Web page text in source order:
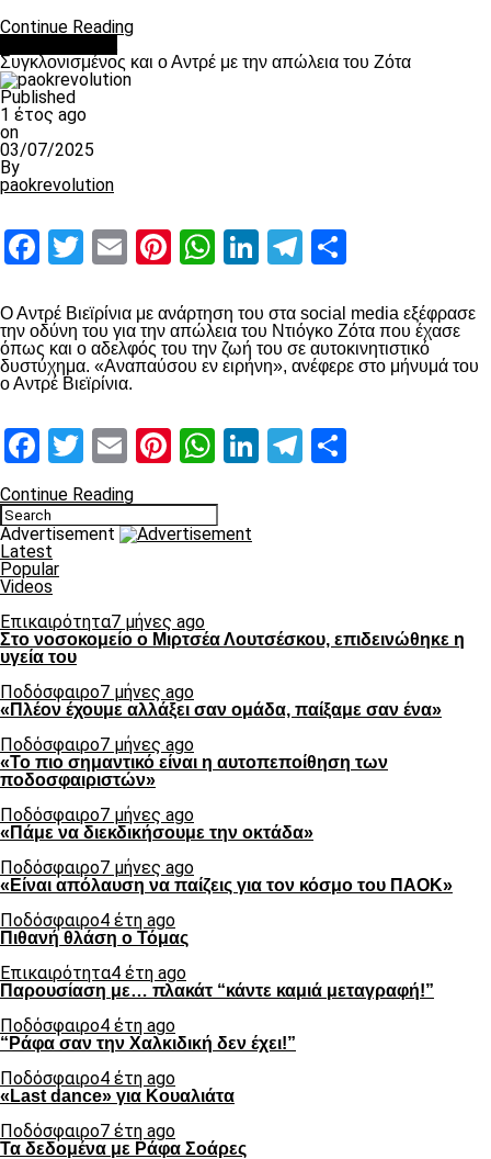
Continue Reading
Συγκλονισμένος και ο Αντρέ με την απώλεια του Ζότα
Published
1 έτος ago
on
03/07/2025
By
paokrevolution
Facebook
Twitter
EmailPinterest
WhatsApp
LinkedIn
Telegram
Ο Αντρέ Βιεϊρίνια με ανάρτηση του στα social media εξέφρασε
την οδύνη του για την απώλεια του Ντιόγκο Ζότα που έχασε
όπως και ο αδελφός του την ζωή του σε αυτοκινητιστικό
δυστύχημα. «Αναπαύσου εν ειρήνη», ανέφερε στο μήνυμά του
ο Αντρέ Βιεϊρίνια.
Facebook
Twitter
EmailPinterest
WhatsApp
LinkedIn
Telegram
Continue Reading
Advertisement
Latest
Popular
Videos
Επικαιρότητα7 μήνες ago
Στο νοσοκομείο ο Μιρτσέα Λουτσέσκου, επιδεινώθηκε η
υγεία του
Ποδόσφαιρο7 μήνες ago
«Πλέον έχουμε αλλάξει σαν ομάδα, παίξαμε σαν ένα»
Ποδόσφαιρο7 μήνες ago
«Το πιο σημαντικό είναι η αυτοπεποίθηση των
ποδοσφαιριστών»
Ποδόσφαιρο7 μήνες ago
«Πάμε να διεκδικήσουμε την οκτάδα»
Ποδόσφαιρο7 μήνες ago
«Είναι απόλαυση να παίζεις για τον κόσμο του ΠΑΟΚ»
Ποδόσφαιρο4 έτη ago
Πιθανή θλάση ο Τόμας
Επικαιρότητα4 έτη ago
Παρουσίαση με… πλακάτ “κάντε καμιά μεταγραφή!”
Ποδόσφαιρο4 έτη ago
“Ράφα σαν την Χαλκιδική δεν έχει!”
Ποδόσφαιρο4 έτη ago
«Last dance» για Κουαλιάτα
Ποδόσφαιρο7 έτη ago
Τα δεδομένα με Ράφα Σοάρες